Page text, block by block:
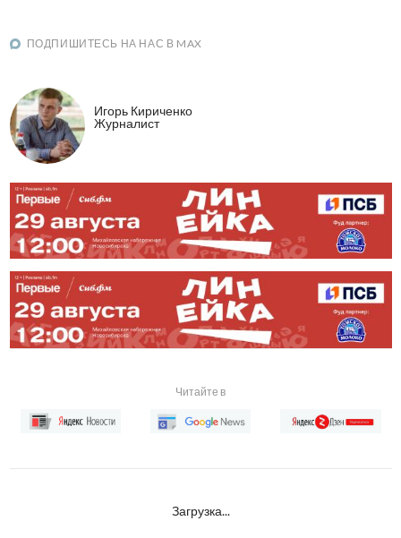
ПОДПИШИТЕСЬ НА НАС В MAX
Игорь Кириченко
Журналист
Читайте в
Загрузка...